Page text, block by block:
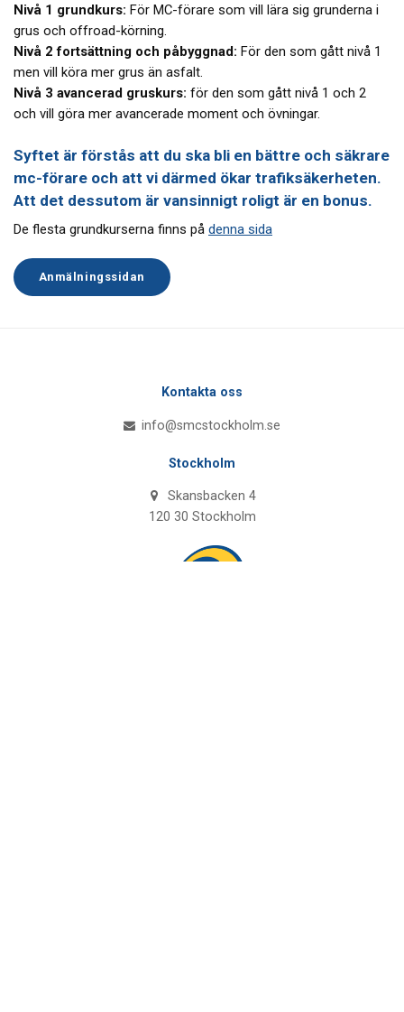
Nivå 1 grundkurs: För MC-förare som vill lära sig grunderna i
grus och offroad-körning.
Nivå 2 fortsättning och påbyggnad: För den som gått nivå 1
men vill köra mer grus än asfalt.
Nivå 3 avancerad gruskurs: för den som gått nivå 1 och 2
och vill göra mer avancerade moment och övningar.
Syftet är förstås att du ska bli en bättre och säkrare
mc-förare och att vi därmed ökar trafiksäkerheten.
Att det dessutom är vansinnigt roligt är en bonus.
De flesta grundkurserna finns på denna sida
Anmälningssidan
Kontakta oss
info@smcstockholm.se
Stockholm
Skansbacken 4
120 30 Stockholm